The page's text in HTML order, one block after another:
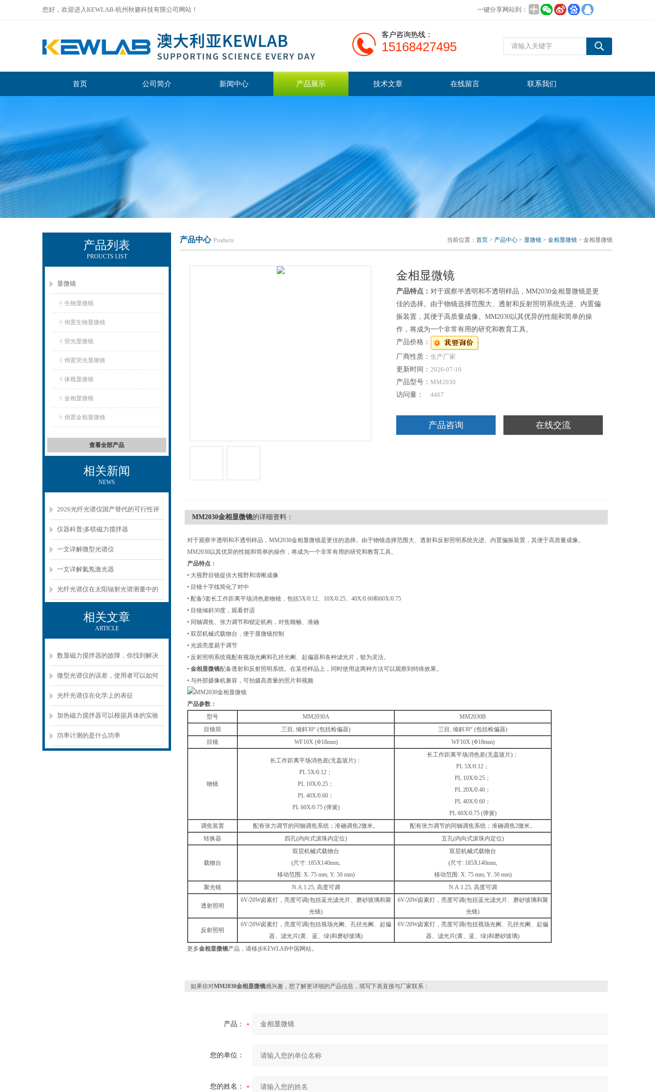
您好，欢迎进入KEWLAB-杭州秋籁科技有限公司网站！ 一键分享网站到：
客户咨询热线：
15168427495
首页 公司简介 新闻中心 产品展示 技术文章 在线留言 联系我们
产品列表
PROUCTS LIST
显微镜
生物显微镜
倒置生物显微镜
荧光显微镜
倒置荧光显微镜
体视显微镜
金相显微镜
倒置金相显微镜
查看全部产品
相关新闻
NEWS
2026光纤光谱仪国产替代的可行性评
估与实测数据
仪器科普|多联磁力搅拌器
一文详解微型光谱仪
一文详解氦氖激光器
光纤光谱仪在太阳辐射光谱测量中的
相关文章
ARTICLE
数显磁力搅拌器的故障，你找到解决
方案了吗？
微型光谱仪的误差，使用者可以如何
巧妙的去避免呢？
光纤光谱仪在化学上的表征
加热磁力搅拌器可以根据具体的实验
要求加热并控制样本温度
功率计测的是什么功率
产品中心 Products 当前位置： 首页 > 产品中心 > 显微镜 > 金相显微镜 > 金相显微镜
金相显微镜
产品特点： 对于观察半透明和不透明样品，MM2030金相显微镜是更
佳的选择。由于物镜选择范围大、透射和反射照明系统先进、内置偏
振装置，其便于高质量成像。MM2030以其优异的性能和简单的操
作，将成为一个非常有用的研究和教育工具。
产品价格：
厂商性质： 生产厂家
更新时间： 2026-07-16
产品型号： MM2030
访问量：
4467
产品咨询 在线交流
MM2030金相显微镜的详细资料：
对于观察半透明和不透明样品，MM2030金相显微镜是更佳的选择。由于物镜选择范围大、透射和反射照明系统先进、内置偏振装置，其便于高质量成像。
MM2030以其优异的性能和简单的操作，将成为一个非常有用的研究和教育工具。
产品特点：
• 大视野目镜提供大视野和清晰成像
• 目镜十字线简化了对中
• 配备5套长工作距离平场消色差物镜，包括5X/0.12、10X/0.25、40X/0.60和60X/0.75
• 目镜倾斜30度，观看舒适
• 同轴调焦、张力调节和锁定机构，对焦顺畅、准确
• 双层机械式载物台，便于显微镜控制
• 光源亮度易于调节
• 反射照明系统视配有视场光阑和孔径光阑、起偏器和各种滤光片，较为灵活。
• 金相显微镜配备透射和反射照明系统。在某些样品上，同时使用这两种方法可以观察到特殊效果。
• 与外部摄像机兼容，可拍摄高质量的照片和视频
产品参数：
型号
MM2030A
MM2030B
目镜筒
三目, 倾斜30° (包括检偏器)
三目, 倾斜30° (包括检偏器)
目镜
WF10X (Φ18mm) WF10X (Φ18mm)
物镜
长工作距离平场消色差(无盖玻片)：
PL 5X/0.12；
PL 10X/0.25；
PL 40X/0.60；
PL 60X/0.75 (弹簧)
长工作距离平场消色差(无盖玻片)：
PL 5X/0.12；
PL 10X/0.25；
PL 20X/0.40；
PL 40X/0.60；
PL 60X/0.75 (弹簧)
调焦装置
配有张力调节的同轴调焦系统；准确调焦2微米。
配有张力调节的同轴调焦系统；准确调焦2微米。
转换器
四孔(内向式滚珠内定位) 五孔(内向式滚珠内定位)
载物台
双层机械式载物台
(尺寸: 185X140mm,
移动范围: X: 75 mm, Y: 50 mm)
双层机械式载物台
(尺寸: 185X140mm,
移动范围: X: 75 mm, Y: 50 mm)
聚光镜
N.A.1.25, 高度可调 N.A.1.25, 高度可调
透射照明
6V/20W卤素灯，亮度可调(包括蓝光滤光片、磨砂玻璃和聚
光镜)
6V/20W卤素灯，亮度可调(包括蓝光滤光片、磨砂玻璃和聚
光镜)
反射照明
6V/20W卤素灯，亮度可调(包括视场光阑、孔径光阑、起偏
器、滤光片(黄、蓝、绿)和磨砂玻璃)
6V/20W卤素灯，亮度可调(包括视场光阑、孔径光阑、起偏
器、滤光片(黄、蓝、绿)和磨砂玻璃)
更多金相显微镜产品，请移步KEWLAB中国网站。
如果你对MM2030金相显微镜感兴趣，想了解更详细的产品信息，填写下表直接与厂家联系：
产品：
您的单位：
您的姓名：